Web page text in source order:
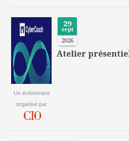
Un événement
organisé par
29
sept
2026
Atelier